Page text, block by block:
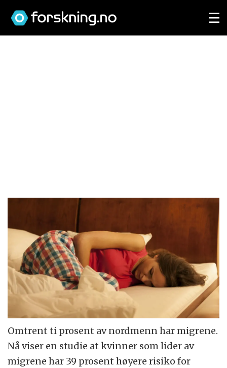
Omtrent ti prosent av nordmenn har migrene.
Nå viser en studie at kvinner som lider av
migrene har 39 prosent høyere risiko for